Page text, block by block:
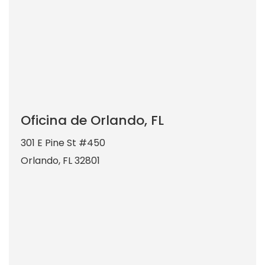
Oficina de Orlando, FL
301 E Pine St #450
Orlando, FL32801